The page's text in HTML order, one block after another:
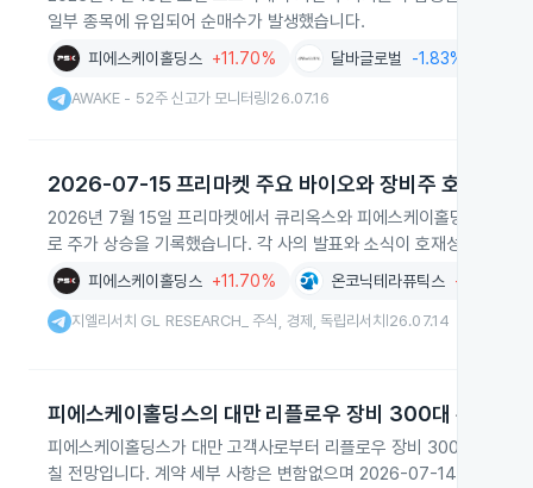
일부 종목에 유입되어 순매수가 발생했습니다.
피에스케이홀딩스 +11.70% 달바글로벌 -1.83%
AWAKE - 52주 신고가 모니터링 26.07.16
2026-07-15 프리마켓 주요 바이오와 장비주 호재 상승
2026년 7월 15일 프리마켓에서 큐리옥스와 피에스케이홀딩스, HLB
로 주가 상승을 기록했습니다. 각 사의 발표와 소식이 호재성 이슈로
피에스케이홀딩스 +11.70% 온코닉테라퓨틱스 +4.41%
지엘리서치 GL RESEARCH_ 주식, 경제, 독립리서치 26.07.14
피에스케이홀딩스의 대만 리플로우 장비 300대 수주
피에스케이홀딩스가 대만 고객사로부터 리플로우 장비 300대를 수
칠 전망입니다. 계약 세부 사항은 변함없으며 2026-07-14 기준으로